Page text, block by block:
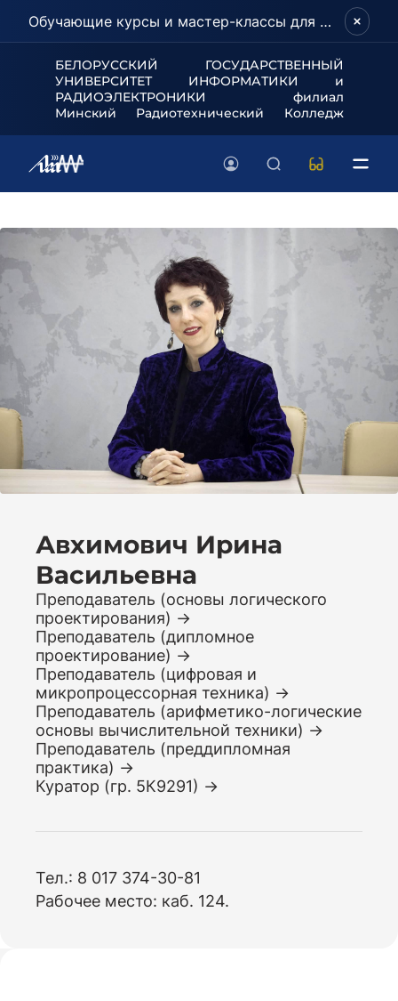
Обучающие курсы и мастер-классы для школьников и абитуриентов!
БЕЛОРУССКИЙ ГОСУДАРСТВЕННЫЙ
УНИВЕРСИТЕТ ИНФОРМАТИКИ и
РАДИОЭЛЕКТРОНИКИ филиал
Минский Радиотехнический Колледж
Авхимович Ирина
Васильевна
Преподаватель (основы логического
проектирования)
Преподаватель (дипломное
проектирование)
Преподаватель (цифровая и
микропроцессорная техника)
Преподаватель (арифметико-логические
основы вычислительной техники)
Преподаватель (преддипломная
практика)
Куратор (гр. 5К9291)
Тел.: 8 017 374-30-81
Рабочее место: каб. 124.